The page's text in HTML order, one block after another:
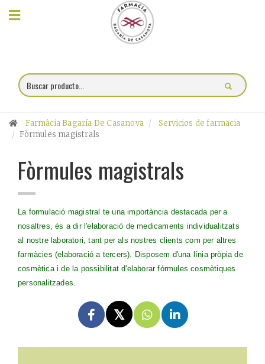
×
online
Farmacia
Blog
Charlas
Promociones
Encargo
fórmulas
Farmàcia Bagaría De Casanova
Servicios de farmacia
Fòrmules magistrals
Fòrmules magistrals
La formulació magistral te una importància destacada per a
nosaltres, és a dir l'elaboració de medicaments individualitzats
al nostre laboratori, tant per als nostres clients com per altres
farmàcies (elaboració a tercers). Disposem d'una línia pròpia de
cosmètica i de la possibilitat d'elaborar fórmules cosmètiques
personalitzades.